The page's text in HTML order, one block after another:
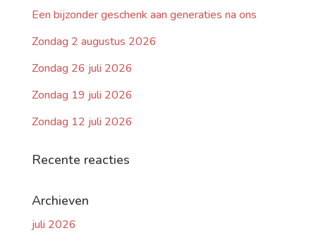
Een bijzonder geschenk aan generaties na ons
Zondag 2 augustus 2026
Zondag 26 juli 2026
Zondag 19 juli 2026
Zondag 12 juli 2026
Recente reacties
Archieven
juli 2026